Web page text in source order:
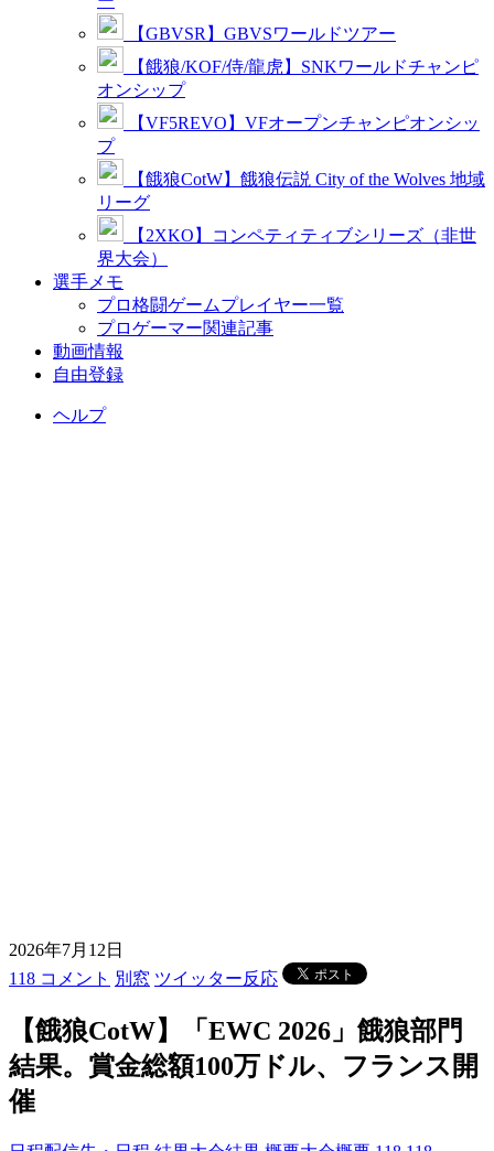
【GBVSR】GBVSワールドツアー
【餓狼/KOF/侍/龍虎】SNKワールドチャンピ
オンシップ
【VF5REVO】VFオープンチャンピオンシッ
プ
【餓狼CotW】餓狼伝説 City of the Wolves 地域
リーグ
【2XKO】コンペティティブシリーズ（非世
界大会）
選手メモ
プロ格闘ゲームプレイヤー一覧
プロゲーマー関連記事
動画情報
自由登録
ヘルプ
2026年7月12日
118 コメント 別窓 ツイッター反応
【餓狼CotW】「EWC 2026」餓狼部門
結果。賞金総額100万ドル、フランス開
催